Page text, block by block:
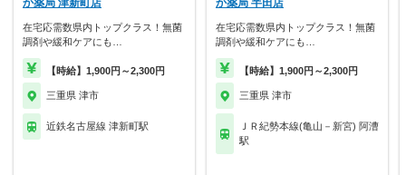
か薬局 津新町店
在宅応需数県内トップクラス！無菌
調剤や緩和ケアにも…
【時給】1,900円～2,300円
三重県 津市
近鉄名古屋線 津新町駅
か薬局 半田店
在宅応需数県内トップクラス！無菌
調剤や緩和ケアにも…
【時給】1,900円～2,300円
三重県 津市
ＪＲ紀勢本線(亀山－新宮) 阿漕
駅